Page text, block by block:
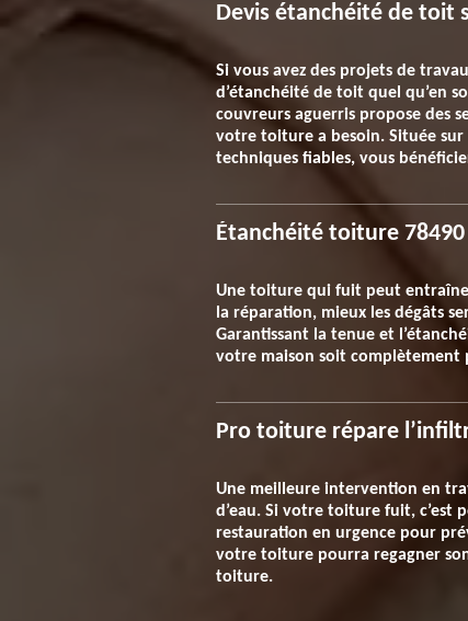
Devis étanchéité de toit
Si vous avez des projets de
d’étanchéité de toit quel qu’en
couvreurs aguerris propose des
votre toiture a besoin. Située
techniques fiables, vous
Étanchéité toiture 78490
Une toiture qui fuit peut
la réparation, mieux les dégâts
Garantissant la tenue et
votre maison soit complètement
Pro toiture répare
Une meilleure intervention en
d’eau. Si votre toiture fuit, c’est
restauration en urgence pour
votre toiture pourra regagner
toiture.